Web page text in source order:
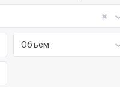
Объем